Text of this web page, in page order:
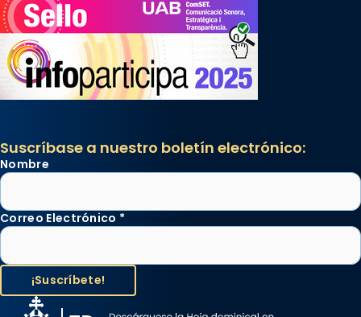
Suscríbase a nuestro boletín electrónico:
Nombre
Correo Electrónico *